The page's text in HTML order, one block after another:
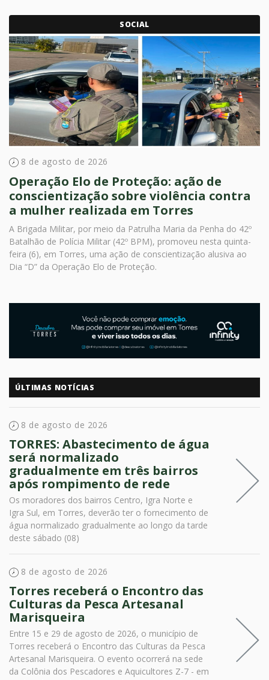
SOCIAL
8 de agosto de 2026
Operação Elo de Proteção: ação de
conscientização sobre violência contra
a mulher realizada em Torres
A Brigada Militar, por meio da Patrulha Maria da Penha do 42º
Batalhão de Polícia Militar (42º BPM), promoveu nesta quinta-
feira (6), em Torres, uma ação de conscientização alusiva ao
Dia “D” da Operação Elo de Proteção.
ÚLTIMAS NOTÍCIAS
8 de agosto de 2026
TORRES: Abastecimento de água
será normalizado
gradualmente em três bairros
após rompimento de rede
Os moradores dos bairros Centro, Igra Norte e
Igra Sul, em Torres, deverão ter o fornecimento de
água normalizado gradualmente ao longo da tarde
deste sábado (08)
8 de agosto de 2026
Torres receberá o Encontro das
Culturas da Pesca Artesanal
Marisqueira
Entre 15 e 29 de agosto de 2026, o município de
Torres receberá o Encontro das Culturas da Pesca
Artesanal Marisqueira. O evento ocorrerá na sede
da Colônia dos Pescadores e Aquicultores Z-7 - em